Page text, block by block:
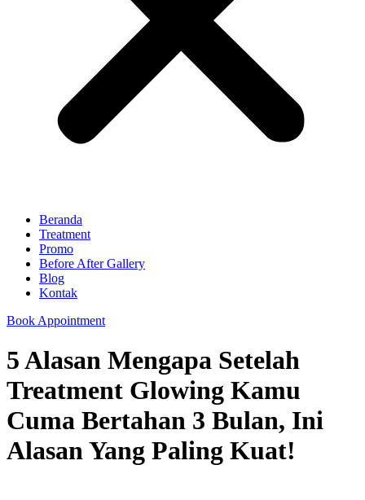
Beranda
Treatment
Promo
Before After Gallery
Blog
Kontak
Book Appointment
5 Alasan Mengapa Setelah
Treatment Glowing Kamu
Cuma Bertahan 3 Bulan, Ini
Alasan Yang Paling Kuat!